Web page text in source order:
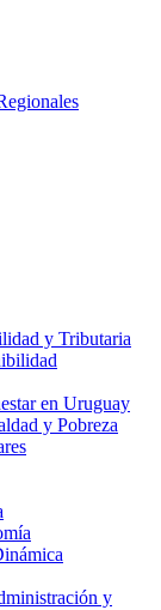
y Tributaria
en Uruguay
y Pobreza
y